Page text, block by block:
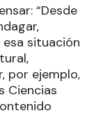
“Desde
situación
por ejemplo,
Ciencias